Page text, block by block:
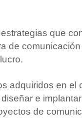
que
de
adquiridos en el
e
de